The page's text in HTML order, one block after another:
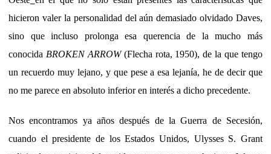
hicieron valer la personalidad del aún demasiado olvidado Daves,
sino que incluso prolonga esa querencia de la mucho más
conocida BROKEN ARROW(Flecha rota, 1950), de la que tengo
un recuerdo muy lejano, y que pese a esa lejanía, he de decir que
no me parece en absoluto inferior en interés a dicho precedente.
Nos encontramos ya años después de la Guerra de Secesión,
cuando el presidente de los Estados Unidos, Ulysses S. Grant